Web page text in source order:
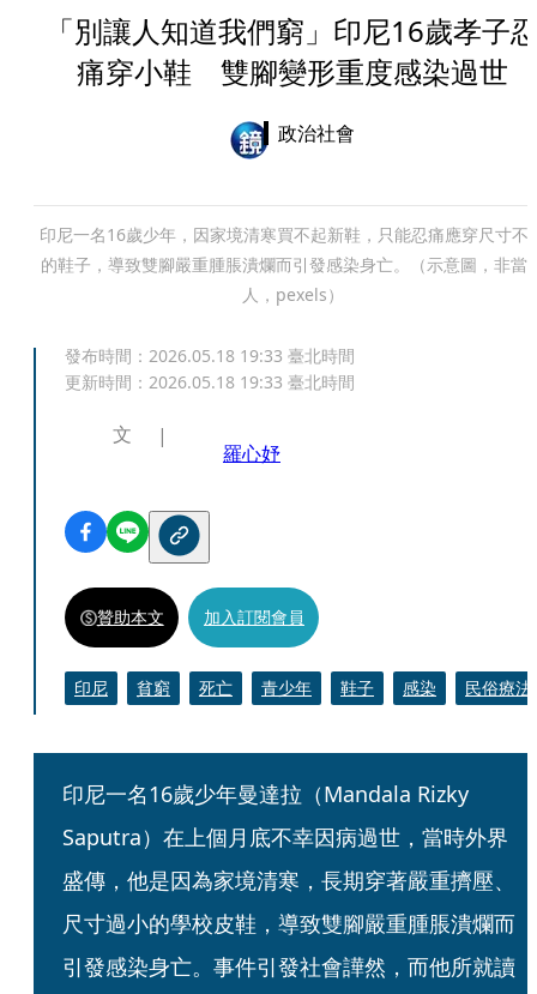
「別讓人知道我們窮」印尼16歲孝子
痛穿小鞋 雙腳變形重度感染過世
政治社會
印尼一名16歲少年，因家境清寒買不起新鞋，只能忍痛應穿尺寸不
的鞋子，導致雙腳嚴重腫脹潰爛而引發感染身亡。（示意圖，非當
人，pexels）
發布時間： 2026.05.18 19:33 臺北時間
更新時間： 2026.05.18 19:33 臺北時間
文
羅心妤
贊助本文 加入訂閱會員
印尼 貧窮 死亡 青少年 鞋子 感染 民俗療法
印尼一名16歲少年曼達拉（Mandala Rizky
Saputra）在上個月底不幸因病過世，當時外界
盛傳，他是因為家境清寒，長期穿著嚴重擠壓、
尺寸過小的學校皮鞋，導致雙腳嚴重腫脹潰爛而
引發感染身亡。事件引發社會譁然，而他所就讀